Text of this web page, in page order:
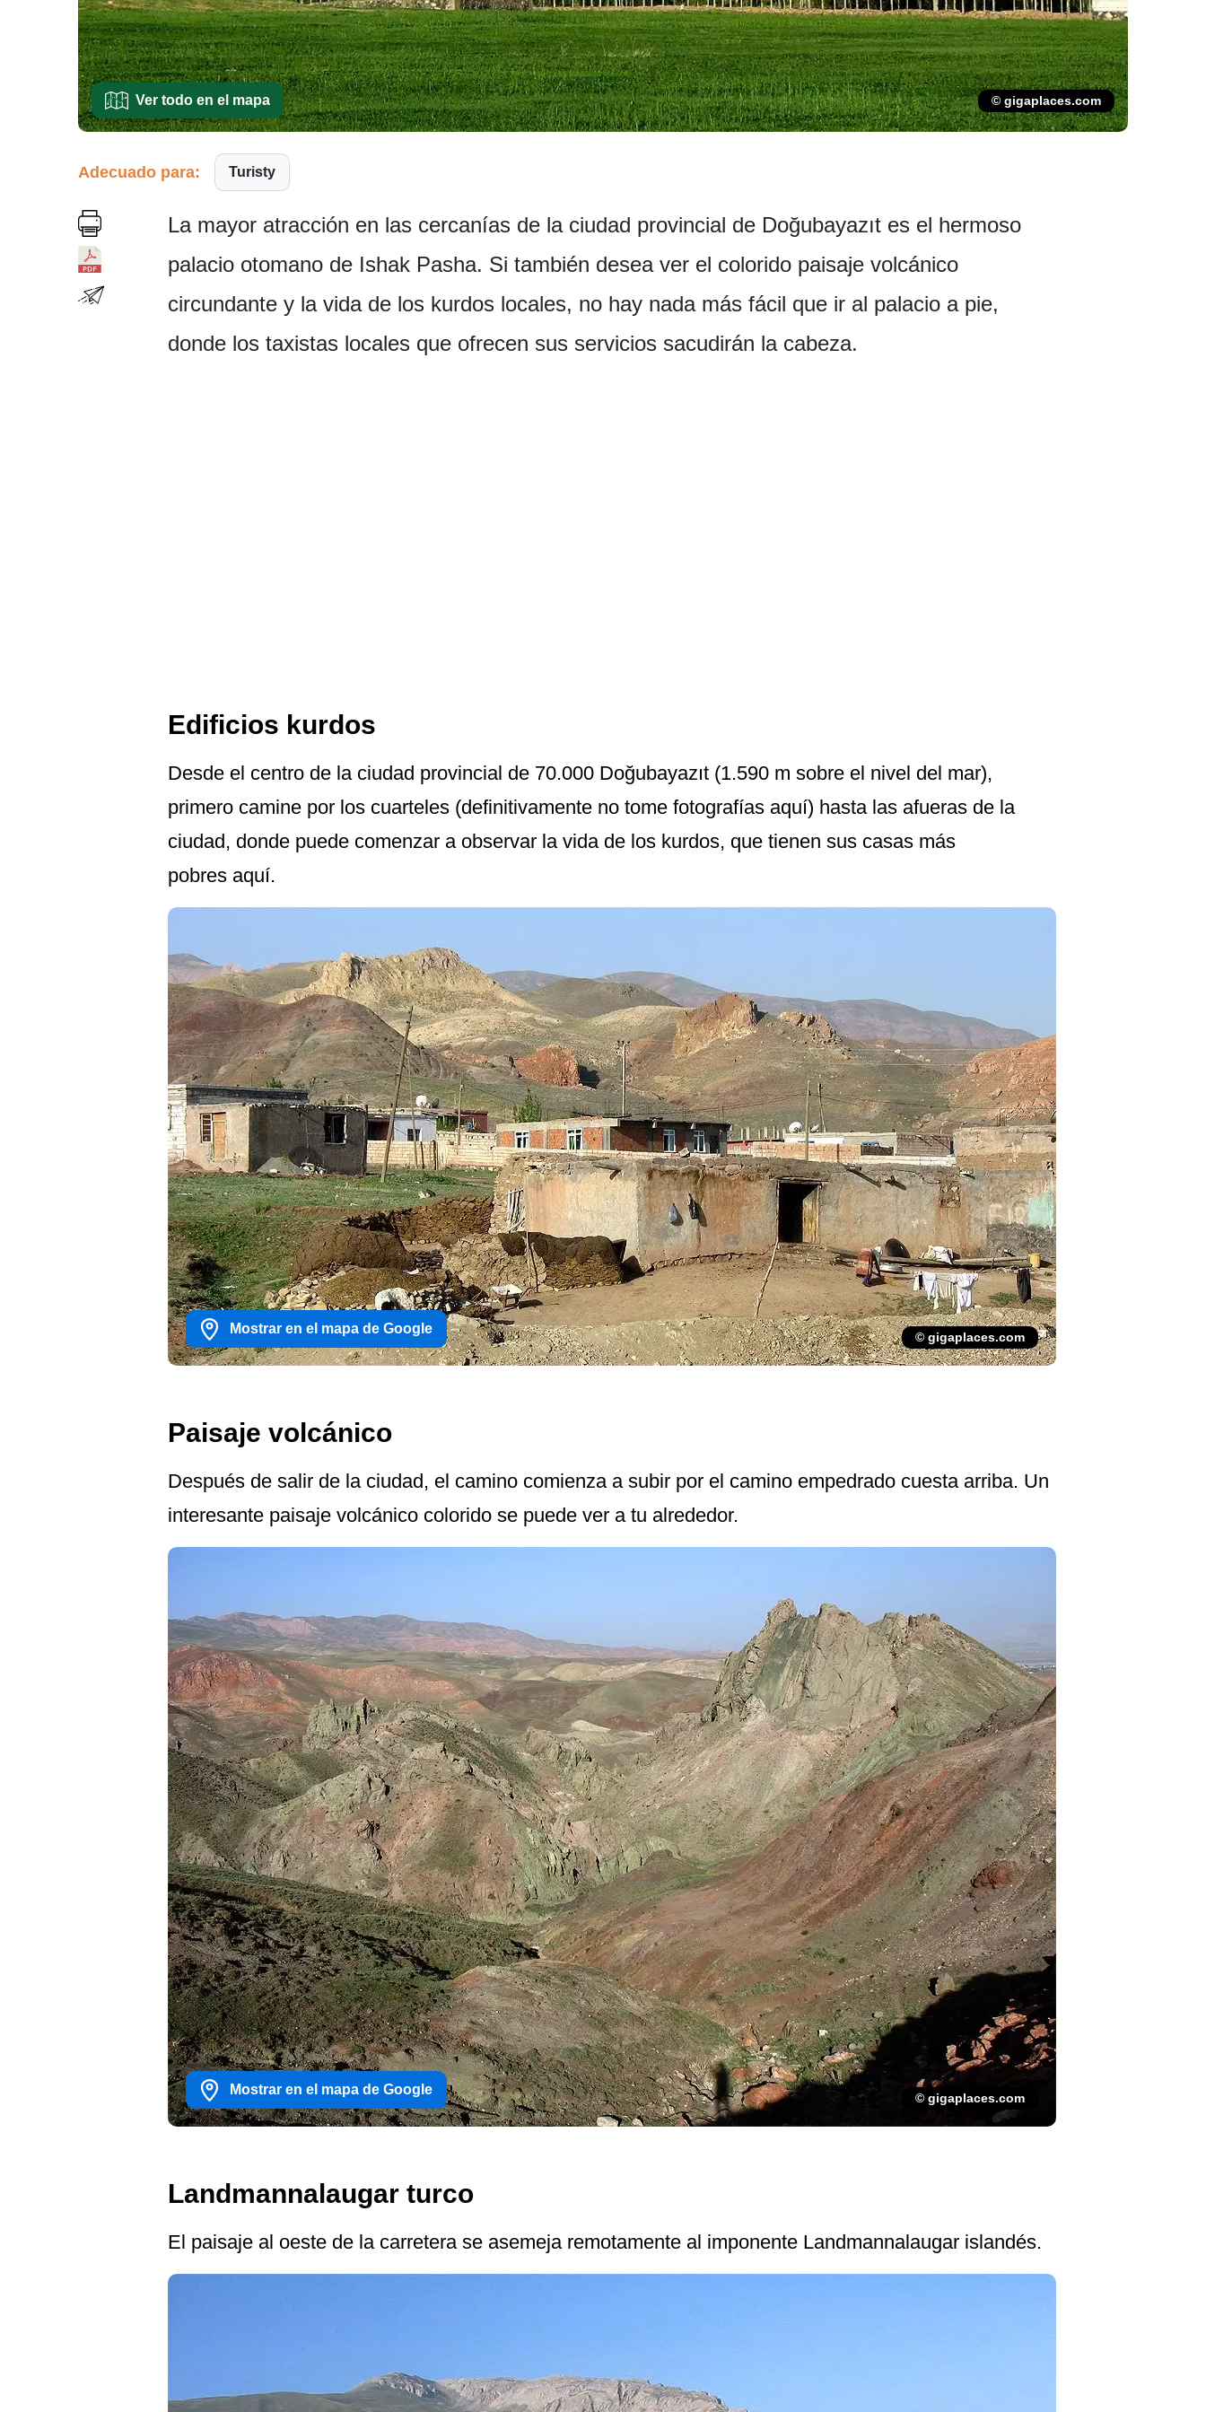
Ver todo en el mapa © gigaplaces.com
Adecuado para: Turisty
La mayor atracción en las cercanías de la ciudad provincial de Doğubayazıt es el hermoso
palacio otomano de Ishak Pasha. Si también desea ver el colorido paisaje volcánico
circundante y la vida de los kurdos locales, no hay nada más fácil que ir al palacio a pie,
donde los taxistas locales que ofrecen sus servicios sacudirán la cabeza.
Edificios kurdos
Desde el centro de la ciudad provincial de 70.000 Doğubayazıt (1.590 m sobre el nivel del mar),
primero camine por los cuarteles (definitivamente no tome fotografías aquí) hasta las afueras de la
ciudad, donde puede comenzar a observar la vida de los kurdos, que tienen sus casas más
pobres aquí.
Mostrar en el mapa de Google
© gigaplaces.com
Paisaje volcánico
Después de salir de la ciudad, el camino comienza a subir por el camino empedrado cuesta arriba. Un
interesante paisaje volcánico colorido se puede ver a tu alrededor.
Mostrar en el mapa de Google
© gigaplaces.com
Landmannalaugar turco
El paisaje al oeste de la carretera se asemeja remotamente al imponente Landmannalaugar islandés.